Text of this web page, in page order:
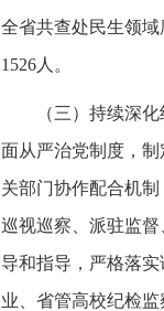
全省共查处民生领
1526人。
（三）持续深
面从严治党制度，
关部门协作配合机
巡视巡察、派驻监
导和指导，严格落
业、省管高校纪检